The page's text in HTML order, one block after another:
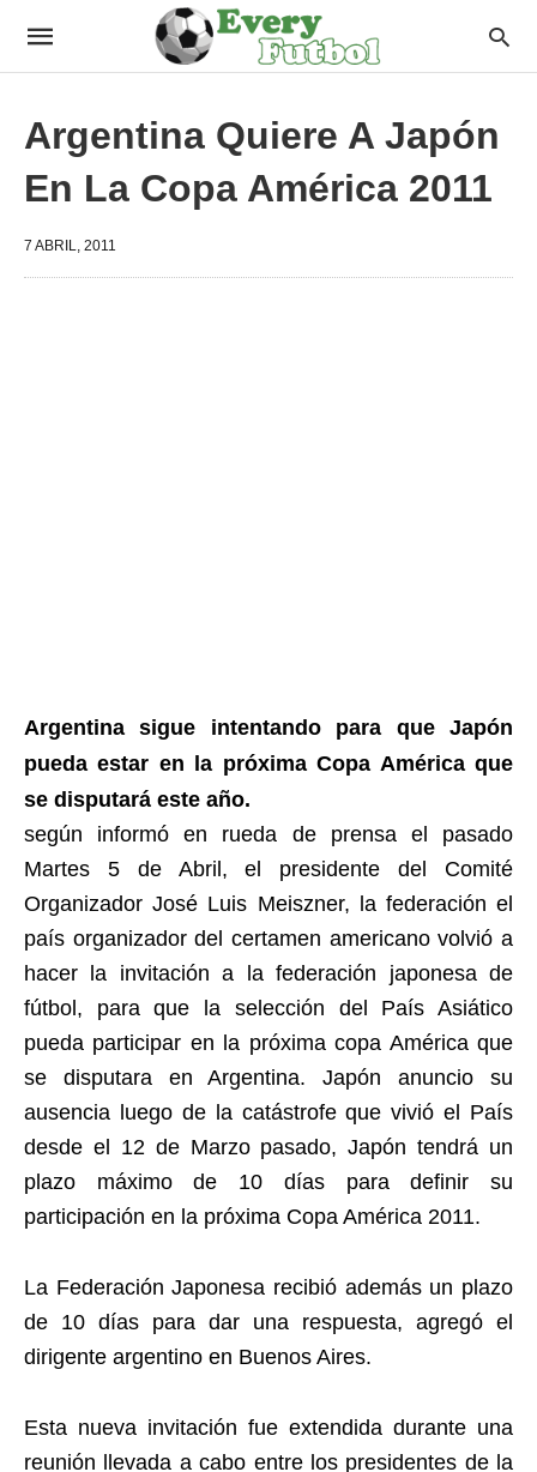
Argentina Quiere A Japón
En La Copa América 2011
7 ABRIL, 2011
Argentina sigue intentando para que Japón
pueda estar en la próxima Copa América que
se disputará este año.
según informó en rueda de prensa el pasado
Martes 5 de Abril, el presidente del Comité
Organizador José Luis Meiszner, la federación el
país organizador del certamen americano volvió a
hacer la invitación a la federación japonesa de
fútbol, para que la selección del País Asiático
pueda participar en la próxima copa América que
se disputara en Argentina. Japón anuncio su
ausencia luego de la catástrofe que vivió el País
desde el 12 de Marzo pasado, Japón tendrá un
plazo máximo de 10 días para definir su
participación en la próxima Copa América 2011.
La Federación Japonesa recibió además un plazo
de 10 días para dar una respuesta, agregó el
dirigente argentino en Buenos Aires.
Esta nueva invitación fue extendida durante una
reunión llevada a cabo entre los presidentes de la